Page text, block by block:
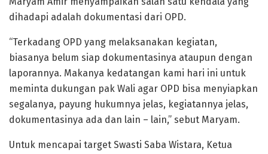
dihadapi adalah dokumentasi dari OPD.
“Terkadang OPD yang melaksanakan kegiatan,
biasanya belum siap dokumentasinya ataupun dengan
laporannya. Makanya kedatangan kami hari ini untuk
meminta dukungan pak Wali agar OPD bisa menyiapkan
segalanya, payung hukumnya jelas, kegiatannya jelas,
dokumentasinya ada dan lain – lain,” sebut Maryam.
Untuk mencapai target Swasti Saba Wistara, Ketua